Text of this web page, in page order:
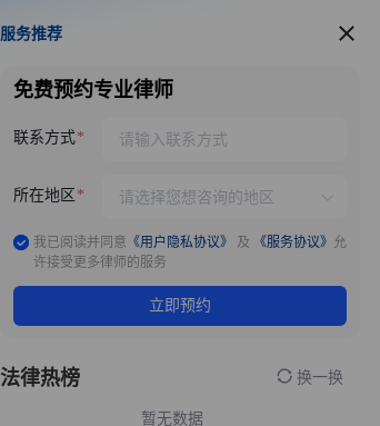
服务推荐
服务推荐
免费预约专业律师
联系方式
所在地区
我已阅读并同意 《用户隐私协议》 及 《服务协议》 允
许接受更多律师的服务
立即预约
法律热榜 换一换
暂无数据